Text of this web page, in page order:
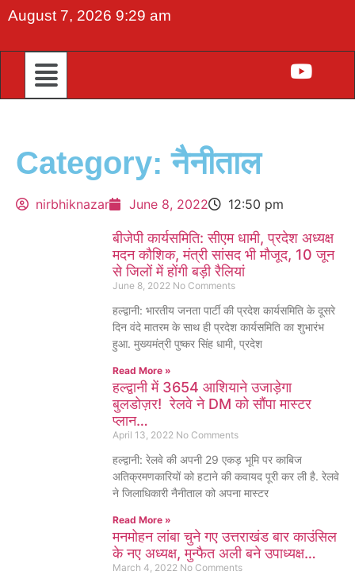
August 7, 2026 9:29 am
Category: नैनीताल
nirbhiknazar June 8, 2022 12:50 pm
बीजेपी कार्यसमिति: सीएम धामी, प्रदेश अध्यक्ष
मदन कौशिक, मंत्री सांसद भी मौजूद, 10 जून
से जिलों में होंगी बड़ी रैलियां
June 8, 2022 No Comments
हल्द्वानी: भारतीय जनता पार्टी की प्रदेश कार्यसमिति के दूसरे
दिन वंदे मातरम के साथ ही प्रदेश कार्यसमिति का शुभारंभ
हुआ. मुख्यमंत्री पुष्कर सिंह धामी, प्रदेश
Read More »
हल्द्वानी में 3654 आशियाने उजाड़ेगा
बुलडोज़र! रेलवे ने DM को सौंपा मास्टर
प्लान…
April 13, 2022 No Comments
हल्द्वानी: रेलवे की अपनी 29 एकड़ भूमि पर काबिज
अतिक्रमणकारियों को हटाने की कवायद पूरी कर ली है. रेलवे
ने जिलाधिकारी नैनीताल को अपना मास्टर
Read More »
मनमोहन लांबा चुने गए उत्तराखंड बार काउंसिल
के नए अध्यक्ष, मुन्फैत अली बने उपाध्यक्ष…
March 4, 2022 No Comments